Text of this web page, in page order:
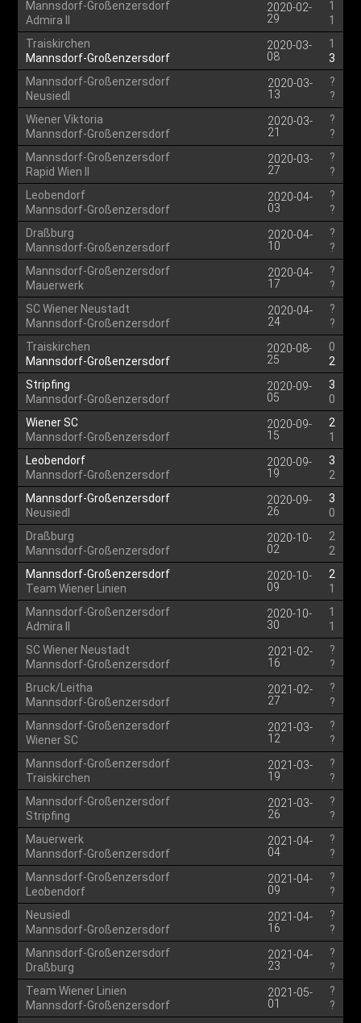
Mannsdorf-Großenzersdorf
Admira II
2020-02-
29
1
1
Traiskirchen
Mannsdorf-Großenzersdorf
2020-03-
08
1
3
Mannsdorf-Großenzersdorf
Neusiedl
2020-03-
13
?
?
Wiener Viktoria
Mannsdorf-Großenzersdorf
2020-03-
21
?
?
Mannsdorf-Großenzersdorf
Rapid Wien II
2020-03-
27
?
?
Leobendorf
Mannsdorf-Großenzersdorf
2020-04-
03
?
?
Draßburg
Mannsdorf-Großenzersdorf
2020-04-
10
?
?
Mannsdorf-Großenzersdorf
Mauerwerk
2020-04-
17
?
?
SC Wiener Neustadt
Mannsdorf-Großenzersdorf
2020-04-
24
?
?
Traiskirchen
Mannsdorf-Großenzersdorf
2020-08-
25
0
2
Stripfing
Mannsdorf-Großenzersdorf
2020-09-
05
3
0
Wiener SC
Mannsdorf-Großenzersdorf
2020-09-
15
2
1
Leobendorf
Mannsdorf-Großenzersdorf
2020-09-
19
3
2
Mannsdorf-Großenzersdorf
Neusiedl
2020-09-
26
3
0
Draßburg
Mannsdorf-Großenzersdorf
2020-10-
02
2
2
Mannsdorf-Großenzersdorf
Team Wiener Linien
2020-10-
09
2
1
Mannsdorf-Großenzersdorf
Admira II
2020-10-
30
1
1
SC Wiener Neustadt
Mannsdorf-Großenzersdorf
2021-02-
16
?
?
Bruck/Leitha
Mannsdorf-Großenzersdorf
2021-02-
27
?
?
Mannsdorf-Großenzersdorf
Wiener SC
2021-03-
12
?
?
Mannsdorf-Großenzersdorf
Traiskirchen
2021-03-
19
?
?
Mannsdorf-Großenzersdorf
Stripfing
2021-03-
26
?
?
Mauerwerk
Mannsdorf-Großenzersdorf
2021-04-
04
?
?
Mannsdorf-Großenzersdorf
Leobendorf
2021-04-
09
?
?
Neusiedl
Mannsdorf-Großenzersdorf
2021-04-
16
?
?
Mannsdorf-Großenzersdorf
Draßburg
2021-04-
23
?
?
Team Wiener Linien
Mannsdorf-Großenzersdorf
2021-05-
01
?
?